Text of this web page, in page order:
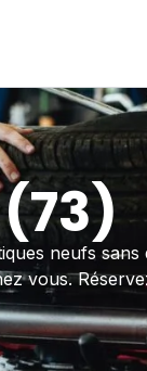
neufs sans
vous.